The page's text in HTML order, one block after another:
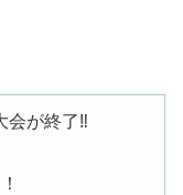
会が終了‼️